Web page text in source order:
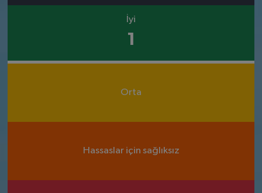
İyi
1
Orta
Hassaslar için sağlıksız